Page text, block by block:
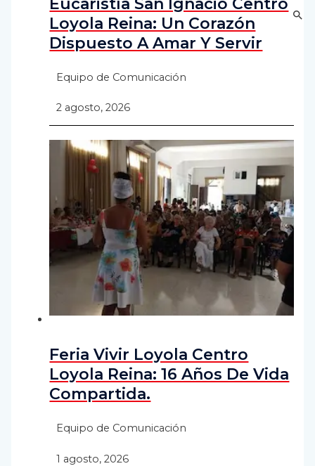
Loyola Reina: Un Corazón
Dispuesto A Amar Y Servir
Equipo de Comunicación
2 agosto, 2026
Feria Vivir Loyola Centro
Loyola Reina: 16 Años De Vida
Compartida.
Equipo de Comunicación
1 agosto, 2026